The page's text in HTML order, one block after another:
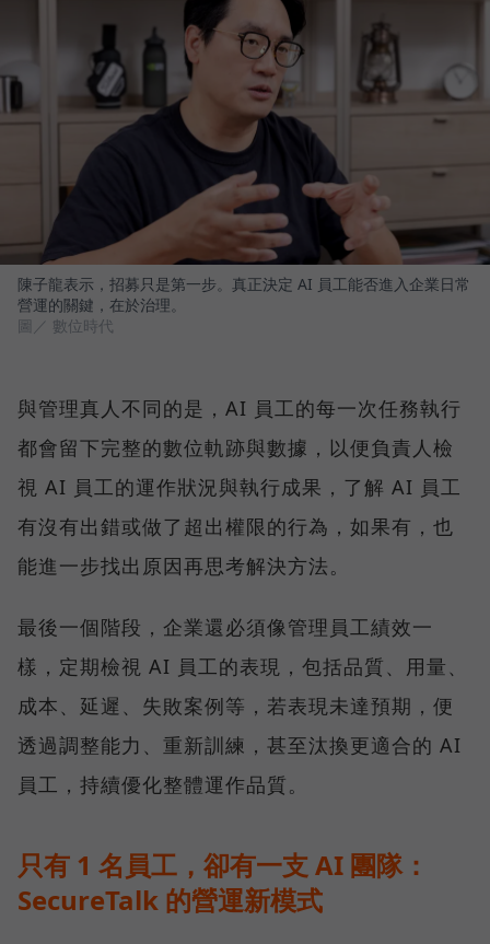
陳子龍表示，招募只是第一步。真正決定 AI 員工能否進入企業日常
營運的關鍵，在於治理。
圖／ 數位時代
與管理真人不同的是，AI 員工的每一次任務執行
都會留下完整的數位軌跡與數據，以便負責人檢
視 AI 員工的運作狀況與執行成果，了解 AI 員工
有沒有出錯或做了超出權限的行為，如果有，也
能進一步找出原因再思考解決方法。
最後一個階段，企業還必須像管理員工績效一
樣，定期檢視 AI 員工的表現，包括品質、用量、
成本、延遲、失敗案例等，若表現未達預期，便
透過調整能力、重新訓練，甚至汰換更適合的 AI
員工，持續優化整體運作品質。
只有 1 名員工，卻有一支 AI 團隊：
SecureTalk 的營運新模式